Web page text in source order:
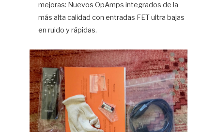
mejoras: Nuevos OpAmps integrados de la
más alta calidad con entradas FET ultra bajas
en ruido y rápidas.